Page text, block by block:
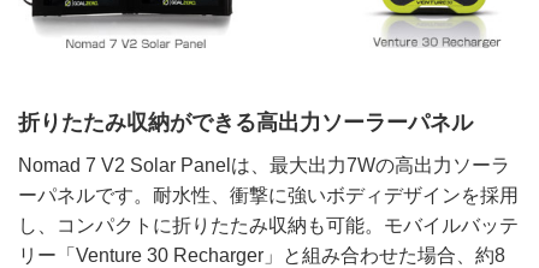
折りたたみ収納ができる高出力ソーラーパネル
Nomad 7 V2 Solar Panelは、最大出力7Wの高出力ソーラ
ーパネルです。耐水性、衝撃に強いボディデザインを採用
し、コンパクトに折りたたみ収納も可能。モバイルバッテ
リー「Venture 30 Recharger」と組み合わせた場合、約8